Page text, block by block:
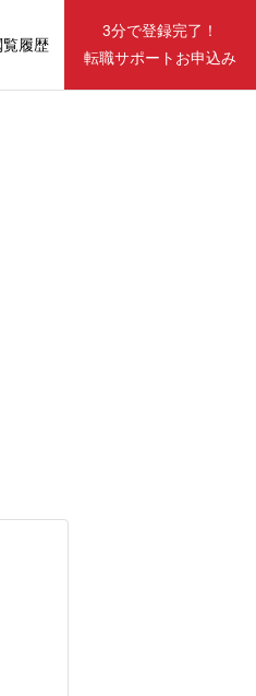
覧履歴
3分で登録完了！
転職サポートお申込み